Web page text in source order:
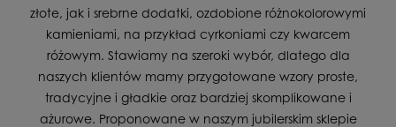
złote, jak i srebrne dodatki, ozdobione różnokolorowymi
kamieniami, na przykład cyrkoniami czy kwarcem
różowym. Stawiamy na szeroki wybór, dlatego dla
naszych klientów mamy przygotowane wzory proste,
tradycyjne i gładkie oraz bardziej skomplikowane i
ażurowe. Proponowane w naszym jubilerskim sklepie